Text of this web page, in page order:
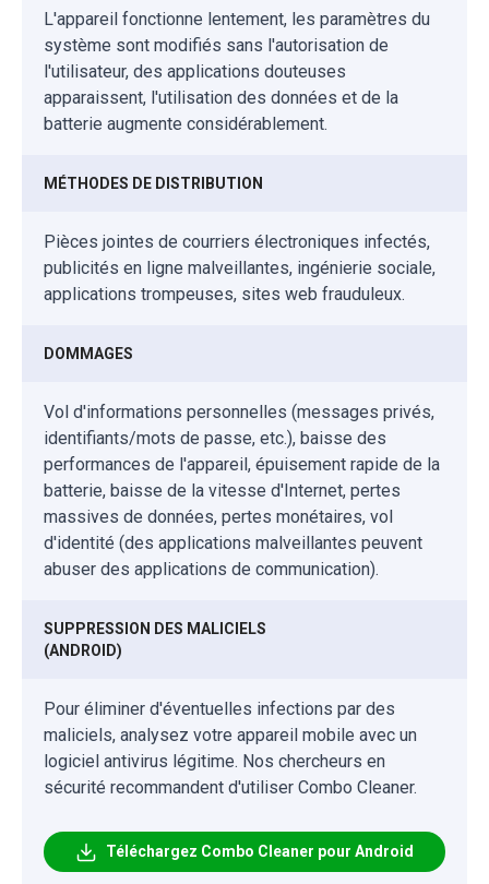
L'appareil fonctionne lentement, les paramètres du
système sont modifiés sans l'autorisation de
l'utilisateur, des applications douteuses
apparaissent, l'utilisation des données et de la
batterie augmente considérablement.
MÉTHODES DE DISTRIBUTION
Pièces jointes de courriers électroniques infectés,
publicités en ligne malveillantes, ingénierie sociale,
applications trompeuses, sites web frauduleux.
DOMMAGES
Vol d'informations personnelles (messages privés,
identifiants/mots de passe, etc.), baisse des
performances de l'appareil, épuisement rapide de la
batterie, baisse de la vitesse d'Internet, pertes
massives de données, pertes monétaires, vol
d'identité (des applications malveillantes peuvent
abuser des applications de communication).
SUPPRESSION DES MALICIELS
(ANDROID)
Pour éliminer d'éventuelles infections par des
maliciels, analysez votre appareil mobile avec un
logiciel antivirus légitime. Nos chercheurs en
sécurité recommandent d'utiliser Combo Cleaner.
Téléchargez Combo Cleaner pour Android